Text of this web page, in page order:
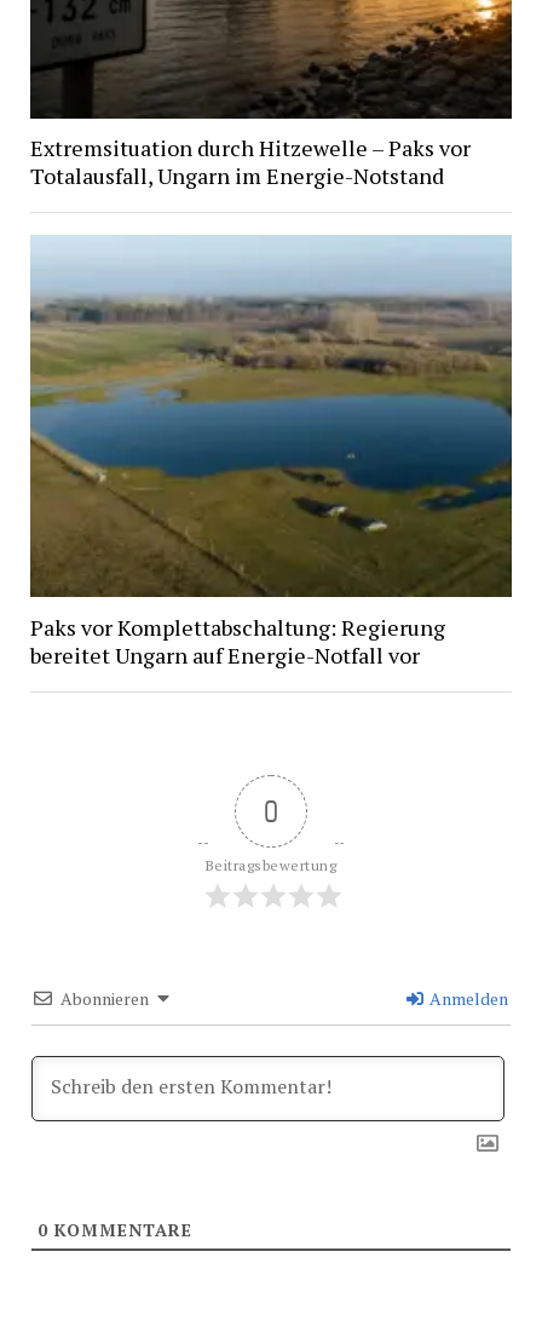
Extremsituation durch Hitzewelle – Paks vor
Totalausfall, Ungarn im Energie-Notstand
Paks vor Komplettabschaltung: Regierung
bereitet Ungarn auf Energie-Notfall vor
0
Beitragsbewertung
Abonnieren Anmelden
0KOMMENTARE